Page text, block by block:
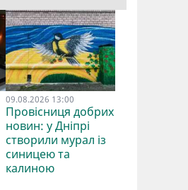
09.08.2026 13:00
Провісниця добрих
новин: у Дніпрі
створили мурал із
синицею та
калиною